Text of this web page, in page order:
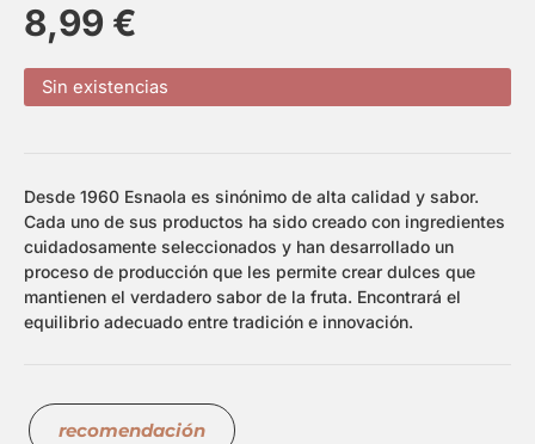
8,99 €
Sin existencias
Desde 1960 Esnaola es sinónimo de alta calidad y sabor.
Cada uno de sus productos ha sido creado con ingredientes
cuidadosamente seleccionados y han desarrollado un
proceso de producción que les permite crear dulces que
mantienen el verdadero sabor de la fruta. Encontrará el
equilibrio adecuado entre tradición e innovación.
recomendación